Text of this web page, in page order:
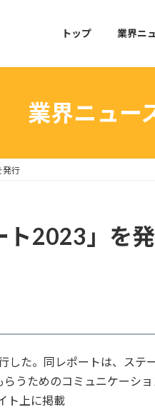
トップ 業界ニ
業界ニュー
発行
2023」を
た。同レポートは、ステ
うためのコミュニケーシ
ト上に掲載